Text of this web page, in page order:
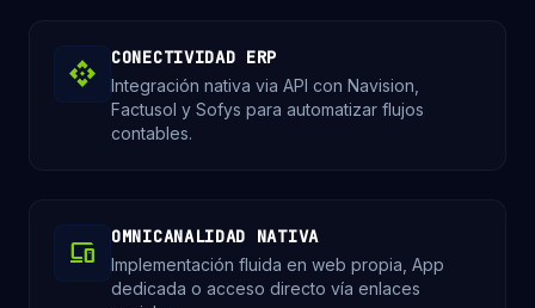
api CONECTIVIDAD ERP
Integración nativa via API con Navision,
Factusol y Sofys para automatizar flujos
contables.
devices OMNICANALIDAD NATIVA
Implementación fluida en web propia, App
dedicada o acceso directo vía enlaces